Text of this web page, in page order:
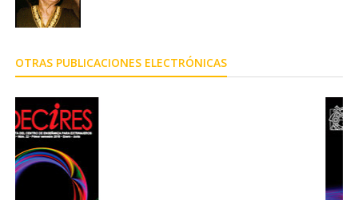
OTRAS PUBLICACIONES ELECTRÓNICAS